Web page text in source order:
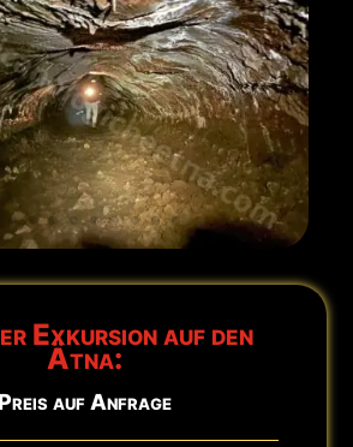
Buchen →
Nord 5 Km Buchen →
Nord 12 Km Buchen →
Buchen →
- 15:39 Uhr
Exkursion auf den
Ätna:
Preis auf Anfrage